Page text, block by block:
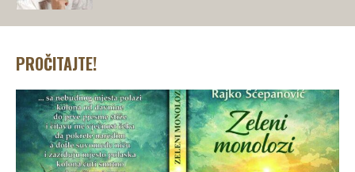
PROČITAJTE!